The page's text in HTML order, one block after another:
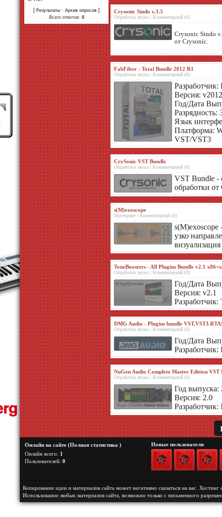
[ Результаты · Архив опросов ]
Всего ответов: 0
Crysonic Sindo v.3.5
Обработка звука | Комментариий (0)
Crysonic Sindo
от Crysonic.
FabFilter - Total Bundle 2012 R1
Обработка звука | Комментариий (0)
Версия:
Год/Дата
Язык
Платформа:
VST/VST3
CrySonic VST Bundle
Обработка звука | Комментариий (0)
VST Bundle -
обработки
s(M)exoscope
Мастеринг | Комментариий (0)
узко
ToneBoosters - All Plugins Bundle v2.1
Обработка звука | Комментариий (0)
Год/Дата
Версия: v2.1
Разработчик:
DMG Audio - Plugins bundle
Обработка звука | Комментариий (0)
Год/Дата
Разработчик:
NuGen Audio Complete Master Edition VST
Обработка звука | Комментариий (0)
Год выпуска:
Версия: 2.0
Онлайн на сайте (Полная статистика )
Онлайн всего: 1
Пользователей: 0
Новые пользователи
Копирование идеи и материалов сайта может негативно сказаться на вас. Хостинг
Использование любых материалов сайта, возможно только с письменного